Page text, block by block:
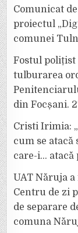
Comunicat
proiectul
comunei
Fostul polițist
tulburarea
din Focșani.
Cristi Irimia:
cum se atacă
care-i… atacă
UAT Năruja
Centru de zi
de separare
comuna